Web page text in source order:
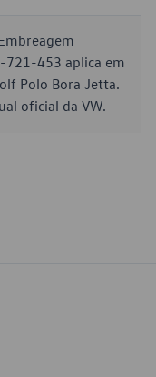
721-453 aplica em
Polo Bora Jetta.
oficial da VW.